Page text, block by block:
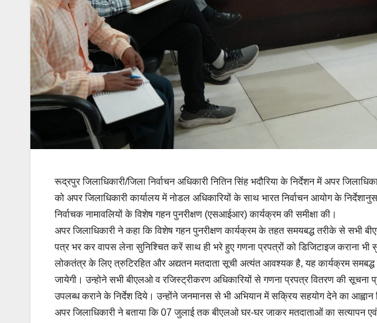
रूद्रपुर जिलाधिकारी/जिला निर्वाचन अधिकारी नितिन सिंह भदौरिया के निर्देशन में अपर
को अपर जिलाधिकारी कार्यालय में नोडल अधिकारियों के साथ भारत निर्वाचन आयोग के
निर्वाचक नामावलियों के विशेष गहन पुनरीक्षण (एसआईआर) कार्यक्रम की समीक्षा की।
अपर जिलाधिकारी ने कहा कि विशेष गहन पुनरीक्षण कार्यक्रम के तहत समयबद्ध तरीके से सभी
पत्र भर कर वापस लेना सुनिश्चित करें साथ ही भरे हुए गणना प्रपत्रों को डिजिटाइज कराना
लोकतंत्र के लिए त्रुटिरहित और अद्यतन मतदाता सूची अत्यंत आवश्यक है, यह कार्यक्रम समबद्ध
जायेगी। उन्होने सभी बीएलओ व रजिस्ट्रीकरण अधिकारियों से गणना प्रपत्र वितरण की सूचना
उपलब्ध कराने के निर्देश दिये। उन्होंने जनमानस से भी अभियान में सक्रिय सहयोग देने का आह्वान
अपर जिलाधिकारी ने बताया कि 07 जुलाई तक बीएलओ घर-घर जाकर मतदाताओं का सत्यापन